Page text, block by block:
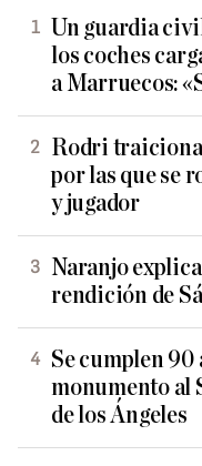
Un guardia
los coches
a Marruecos:
Rodri traiciona
por las que se
y jugador
Naranjo
rendición de
Se cumplen 90
monumento al
de los Ángeles